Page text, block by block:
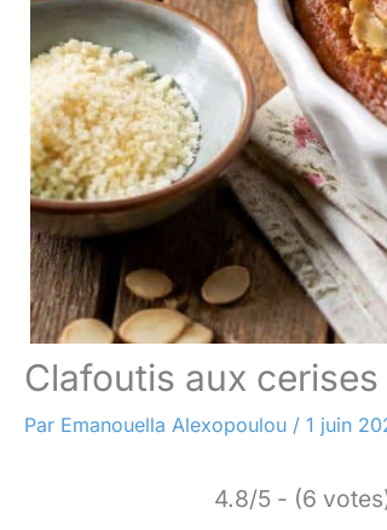
Clafoutis aux
Par Emanouella Alexopoulou / 1 juin
4.8/5 - (6